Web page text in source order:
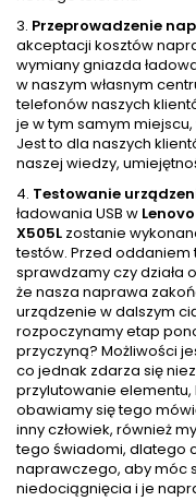
3. Przeprowadzenie
akceptacji kosztów
wymiany gniazda
w naszym własnym
telefonów naszych
je w tym samym
Jest to dla naszych
naszej wiedzy,
4. Testowanie
ładowania USB w
X505L zostanie
testów. Przed oddaniem
sprawdzamy czy działa
że nasza naprawa
urządzenie w dalszym
rozpoczynamy etap
przyczyną? Możliwości
co jednak zdarza się
przylutowanie elementu,
obawiamy się tego
inny człowiek, również
tego świadomi, dlatego
naprawczego, aby móc
niedociągnięcia i je